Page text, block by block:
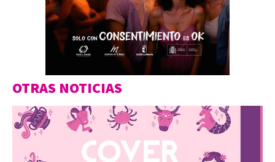
OTRAS NOTICIAS